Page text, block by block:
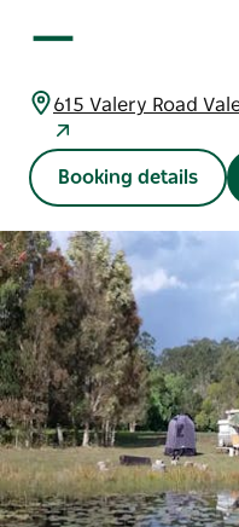
ー
615 Valery Road
Booking details